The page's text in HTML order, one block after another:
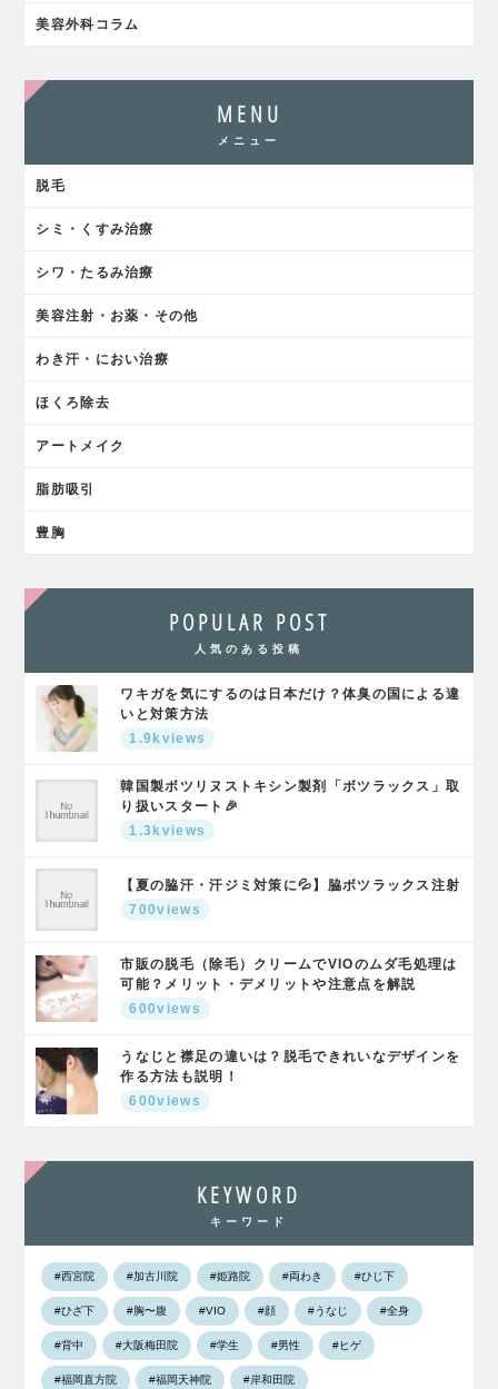
美容外科コラム
MENU
メニュー
脱毛
シミ・くすみ治療
シワ・たるみ治療
美容注射・お薬・その他
わき汗・におい治療
ほくろ除去
アートメイク
脂肪吸引
豊胸
POPULAR POST
人気のある投稿
ワキガを気にするのは日本だけ？体臭の国による違
いと対策方法
1.9kviews
韓国製ボツリヌストキシン製剤「ボツラックス」取
り扱いスタート🎉
1.3kviews
【夏の脇汗・汗ジミ対策に💦】脇ボツラックス注射
700views
市販の脱毛（除毛）クリームでVIOのムダ毛処理は
可能？メリット・デメリットや注意点を解説
600views
うなじと襟足の違いは？脱毛できれいなデザインを
作る方法も説明！
600views
KEYWORD
キーワード
#西宮院 #加古川院 #姫路院 #両わき #ひじ下
#ひざ下 #胸〜腹 #VIO #顔 #うなじ #全身
#背中 #大阪梅田院 #学生 #男性 #ヒゲ
#福岡直方院 #福岡天神院 #岸和田院